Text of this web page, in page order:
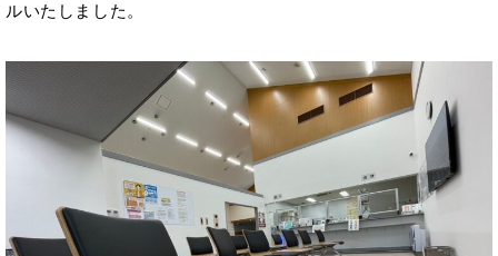
ルいたしました。